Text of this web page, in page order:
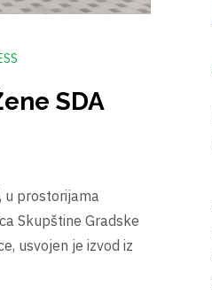
SDA
u prostorijama
Skupštine Gradske
usvojen je izvod iz